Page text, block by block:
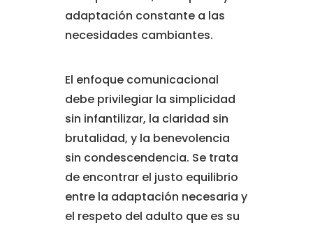
adaptación constante a las
necesidades cambiantes.
El enfoque comunicacional
debe privilegiar la simplicidad
sin infantilizar, la claridad sin
brutalidad, y la benevolencia
sin condescendencia. Se trata
de encontrar el justo equilibrio
entre la adaptación necesaria y
el respeto del adulto que es su